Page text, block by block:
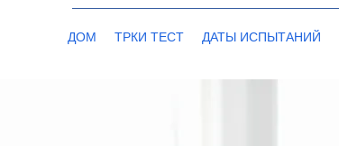
ДОМ ТРКИ ТЕСТ ДАТЫ ИСПЫТАНИЙ